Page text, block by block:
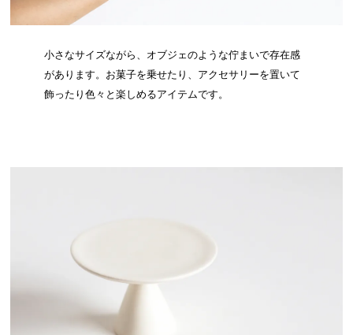
小さなサイズながら、オブジェのような佇まいで存在感
があります。お菓子を乗せたり、アクセサリーを置いて
飾ったり色々と楽しめるアイテムです。